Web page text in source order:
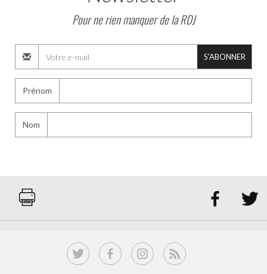
Pour ne rien manquer de la RDJ
S'ABONNER
Prénom
Nom
 